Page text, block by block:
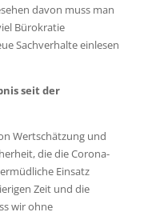
davon muss man
Bürokratie
Sachverhalte einlesen
seit der
Wertschätzung und
die die Corona-
Einsatz
Zeit und die
wir ohne